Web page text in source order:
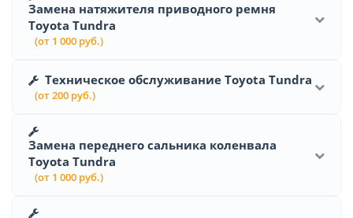
Замена натяжителя приводного ремня
Toyota Tundra
(от 1 000 руб.)
Техническое обслуживание Toyota Tundra
(от 200 руб.)
Замена переднего сальника коленвала
Toyota Tundra
(от 1 000 руб.)